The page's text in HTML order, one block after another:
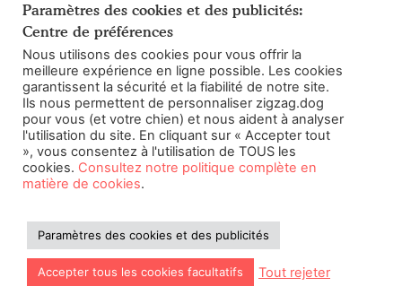
Principes d’entraînement
Rencontrez nos experts
©2026 Zigzag Petcare Services Ltd
Conditions Générales
Paramètres des cookies et des publicités
Declaration D’Accessibilite
Politique de Confidentialité
Paramètres des cookies et des publicités:
Centre de préférences
Nous utilisons des cookies pour vous offrir la
meilleure expérience en ligne possible. Les cookies
garantissent la sécurité et la fiabilité de notre site.
Ils nous permettent de personnaliser zigzag.dog
pour vous (et votre chien) et nous aident à analyser
l'utilisation du site. En cliquant sur « Accepter tout
», vous consentez à l'utilisation de TOUS les
cookies. Consultez notre politique complète en
matière de cookies.
Paramètres des cookies et des publicités
Accepter tous les cookies facultatifs Tout rejeter